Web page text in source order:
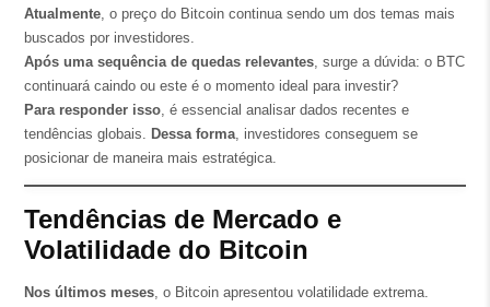
Atualmente, o preço do Bitcoin continua sendo um dos temas mais
buscados por investidores.
Após uma sequência de quedas relevantes, surge a dúvida: o BTC
continuará caindo ou este é o momento ideal para investir?
Para responder isso, é essencial analisar dados recentes e
tendências globais. Dessa forma, investidores conseguem se
posicionar de maneira mais estratégica.
Tendências de Mercado e
Volatilidade do Bitcoin
Nos últimos meses, o Bitcoin apresentou volatilidade extrema.